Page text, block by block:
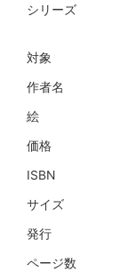
シリーズ
対象
作者名
絵
価格
ISBN
サイズ
発行
ページ数